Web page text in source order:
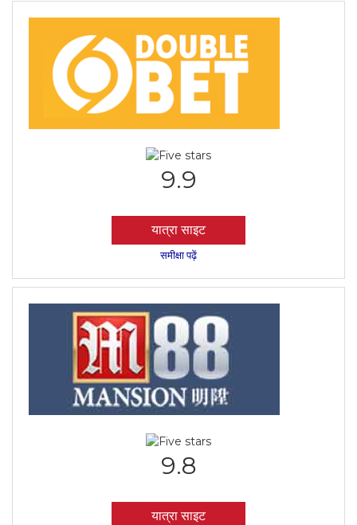
9.9
यात्रा साइट
समीक्षा पढ़ें
9.8
यात्रा साइट